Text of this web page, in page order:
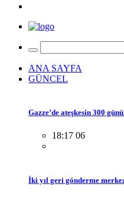
ANA SAYFA
GÜNCEL
Gazze’de ateşkesin 300
18:17 06
İki yıl geri gönderme